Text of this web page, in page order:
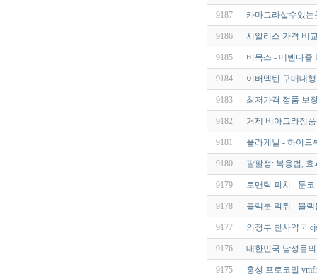
9187 카마그라살수있는
9186 시알리스 가격 비
9185 버목스 - 메벤다졸
9184 이버멕틴 구매대
9183 최저가격 정품 보
9182 거제 비아그라정
9181 플라케닐 - 하이드
9180 팔팔정: 복용법,
9179 로맨틱 피치 - 툰코
9178 블랙툰 먹튀 - 블
9177 의정부 천사약국
9176 대한민국 남성들
9175 홍성 프로코밀